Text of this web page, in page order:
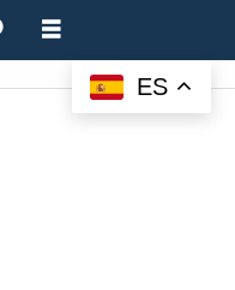
ES